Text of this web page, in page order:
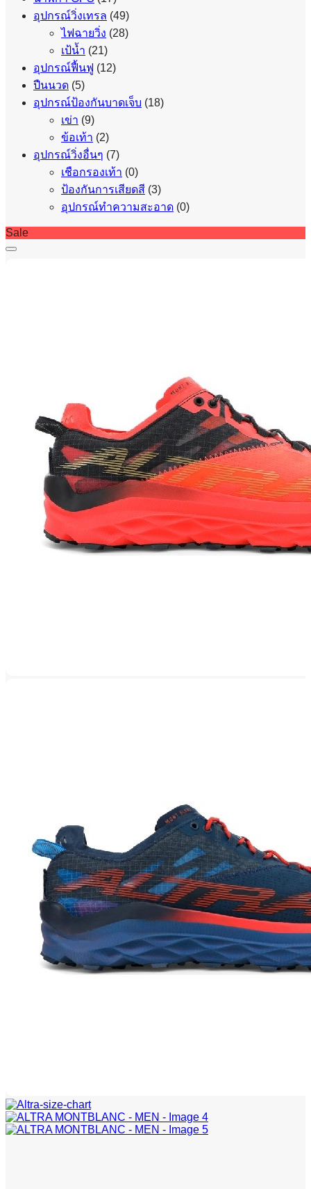
อุปกรณ์วิ่งเทรล (49)
ไฟฉายวิ่ง (28)
เป้น้ำ (21)
อุปกรณ์ฟื้นฟู (12)
ปืนนวด (5)
อุปกรณ์ป้องกันบาดเจ็บ (18)
เข่า (9)
ข้อเท้า (2)
อุปกรณ์วิ่งอื่นๆ (7)
เชือกรองเท้า (0)
ป้องกันการเสียดสี (3)
อุปกรณ์ทำความสะอาด (0)
Sale